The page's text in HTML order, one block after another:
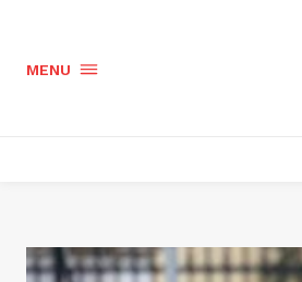
MENU